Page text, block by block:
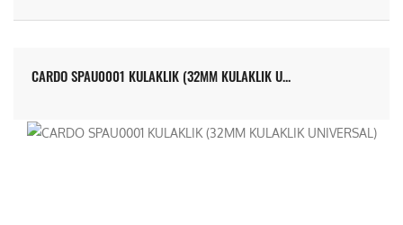
CARDO SPAU0001 KULAKLIK (32MM KULAKLIK U...